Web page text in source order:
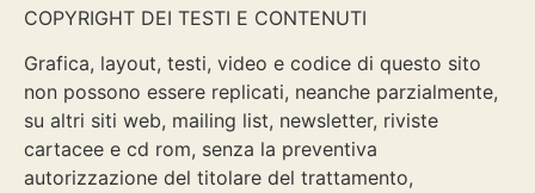
COPYRIGHT DEI TESTI E CONTENUTI
Grafica, layout, testi, video e codice di questo sito
non possono essere replicati, neanche parzialmente,
su altri siti web, mailing list, newsletter, riviste
cartacee e cd rom, senza la preventiva
autorizzazione del titolare del trattamento,